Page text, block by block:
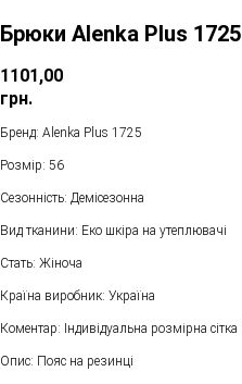
Брюки Alenka Plus 1725
1101,00
грн.
Бренд: Alenka Plus 1725
Розмір: 56
Сезонність: Демісезонна
Вид тканини: Еко шкіра на утеплювачі
Стать: Жіноча
Країна виробник: Україна
Коментар: Індивідуальна розмірна сітка
Опис: Пояс на резинці